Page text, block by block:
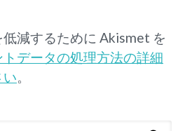
減するために Akismet を
トデータの処理方法の詳細
い。